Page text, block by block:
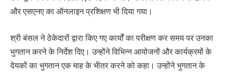
और एसएनए का ऑनलाइन प्रशिक्षण भी दिया गया।
श्री बंसल ने ठेकेदारों द्वारा किए गए कार्यों का परीक्षण कर समय पर उनका
भुगतान करने के निर्देश दिए। उन्होंने विभिन्न आयोजनों और कार्यक्रमों के
देयकों का भुगतान एक माह के भीतर करने को कहा। उन्होंने भुगतान के